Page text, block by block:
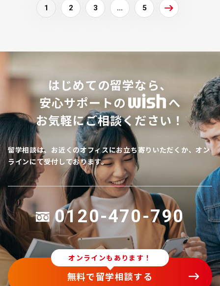
1 2 3 … 5
はじめての留学なら、
安心サポートの
へ
お気軽にご相談ください！
留学相談は、お近くのオフィスにお立ち寄りいただくか、オン
ラインにて受付しております。
0120-470-790
オンラインもあります！
無料で留学相談する